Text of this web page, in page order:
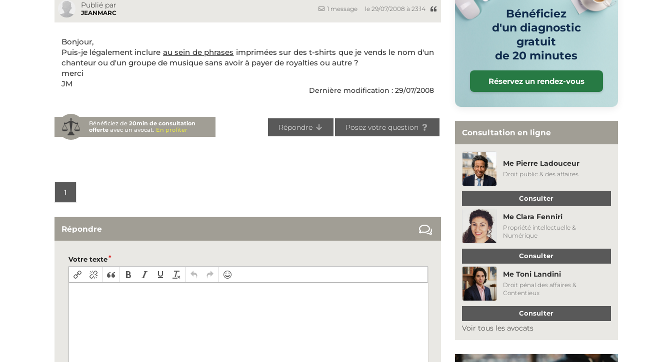
Publié par
JEANMARC
1 message le 29/07/2008 à 23:14
Bonjour,
Puis-je légalement inclure au sein de phrases imprimées sur des t-shirts que je vends le nom d'un
chanteur ou d'un groupe de musique sans avoir à payer de royalties ou autre ?
merci
JM
Dernière modification : 29/07/2008
Bénéficiez de20min de consultation
offerte avec un avocat. En profiter Répondre Posez votre question
1
Répondre
Votre texte
Bénéficiez
d'un diagnostic
gratuit
de 20 minutes
Réservez un rendez-vous
Consultation en ligne
Me Pierre Ladouceur
Droit public & des affaires
Consulter
Me Clara Fenniri
Propriété intellectuelle &
Numérique
Consulter
Me Toni Landini
Droit pénal des affaires &
Contentieux
Consulter
Voir tous les avocats